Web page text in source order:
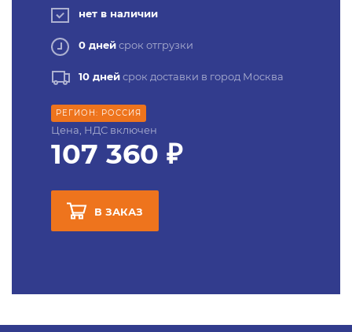
нет в наличии
0 днейсрок отгрузки
10 днейсрок доставки в город Москва
РЕГИОН: РОССИЯ
Цена, НДС включен
107 360 ₽
В ЗАКАЗ